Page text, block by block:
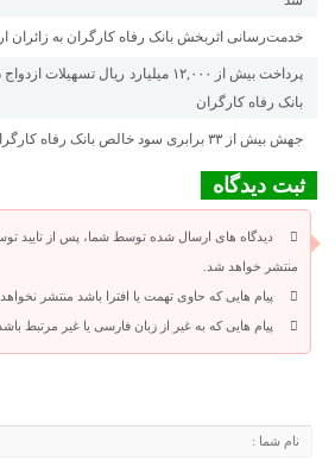
خدمت‌رسانی اثربخش بانک رفاه کارگران به زائران
پرداخت بیش از ۱۲,۰۰۰ میلیارد ریال
بانک رفاه کارگران
جهش بیش از ۳۳ برابری سود خالص بانک رفاه کارگران در بهار ۱۴۰۵
ثبت دیدگاه
دیدگاه های ارسال شده توسط شما، پس از تایید
منتشر خواهد شد.
پیام هایی که حاوی تهمت یا افترا باشد منتشر
پیام هایی که به غیر از زبان فارسی یا غیر مرتبط